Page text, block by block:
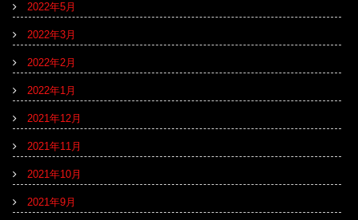
2022年5月
2022年3月
2022年2月
2022年1月
2021年12月
2021年11月
2021年10月
2021年9月